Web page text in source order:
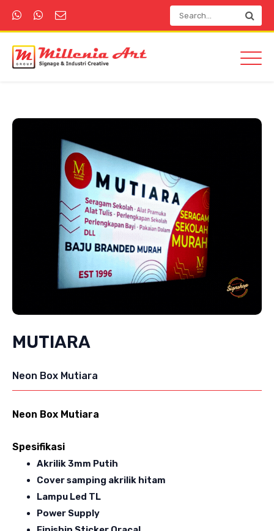
MUTIARA
Neon Box Mutiara
Neon Box Mutiara
Spesifikasi
Akrilik 3mm Putih
Cover samping akrilik hitam
Lampu Led TL
Power Supply